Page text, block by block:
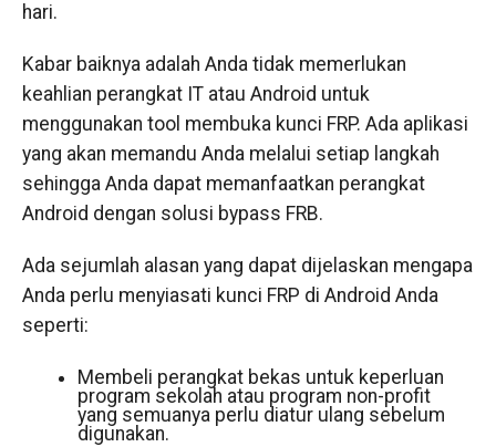
hari.
Kabar baiknya adalah Anda tidak memerlukan
keahlian perangkat IT atau Android untuk
menggunakan tool membuka kunci FRP. Ada aplikasi
yang akan memandu Anda melalui setiap langkah
sehingga Anda dapat memanfaatkan perangkat
Android dengan solusi bypass FRB.
Ada sejumlah alasan yang dapat dijelaskan mengapa
Anda perlu menyiasati kunci FRP di Android Anda
seperti:
Membeli perangkat bekas untuk keperluan
program sekolah atau program non-profit
yang semuanya perlu diatur ulang sebelum
digunakan.